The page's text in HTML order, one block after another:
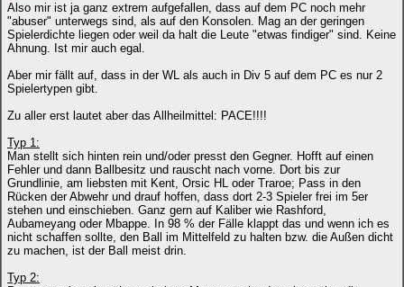
Also mir ist ja ganz extrem aufgefallen, dass auf dem PC noch mehr
"abuser" unterwegs sind, als auf den Konsolen. Mag an der geringen
Spielerdichte liegen oder weil da halt die Leute "etwas findiger" sind. Keine
Ahnung. Ist mir auch egal.
Aber mir fällt auf, dass in der WL als auch in Div 5 auf dem PC es nur 2
Spielertypen gibt.
Zu aller erst lautet aber das Allheilmittel: PACE!!!!
Typ 1:
Man stellt sich hinten rein und/oder presst den Gegner. Hofft auf einen
Fehler und dann Ballbesitz und rauscht nach vorne. Dort bis zur
Grundlinie, am liebsten mit Kent, Orsic HL oder Traroe; Pass in den
Rücken der Abwehr und drauf hoffen, dass dort 2-3 Spieler frei im 5er
stehen und einschieben. Ganz gern auf Kaliber wie Rashford,
Aubameyang oder Mbappe. In 98 % der Fälle klappt das und wenn ich es
nicht schaffen sollte, den Ball im Mittelfeld zu halten bzw. die Außen dicht
zu machen, ist der Ball meist drin.
Typ 2: